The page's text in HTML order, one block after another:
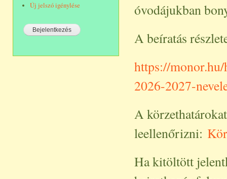
Új jelszó igénylése
óvodájukban
A beíratás
https://
2026-2027-
A
leellenőrizni:
Ha kitöltött